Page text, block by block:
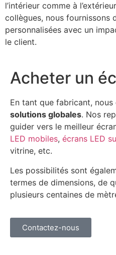
l’intérieur comme à
collègues, nous fournissons
personnalisées avec un
le client.
Acheter un
En tant que fabricant,
solutions globales. Nos
guider vers le meilleur
LED mobiles, écrans LED
vitrine, etc.
Les possibilités sont
termes de dimensions, de
plusieurs centaines de
Contactez-nous